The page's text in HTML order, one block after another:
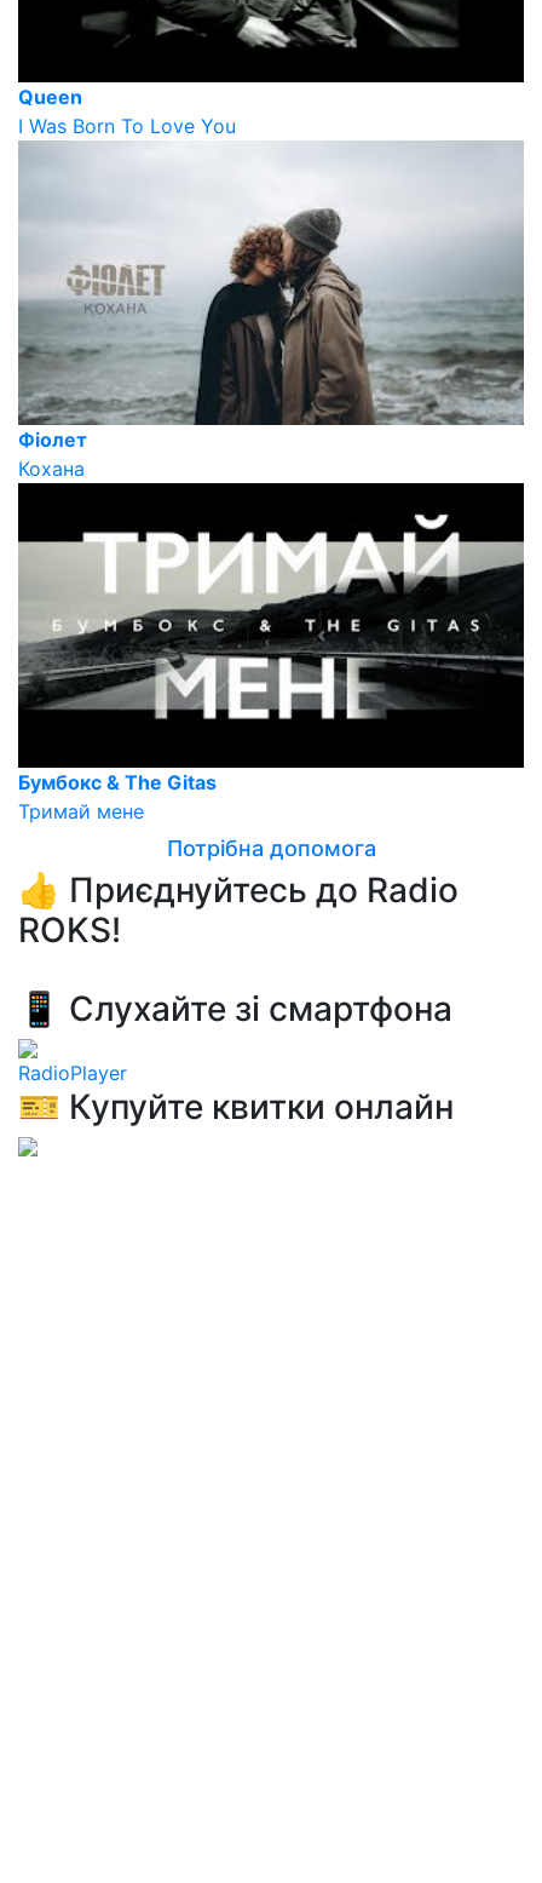
Queen
I Was Born To Love You
Фіолет
Кохана
Бумбокс & The Gitas
Тримай мене
Потрібна допомога
👍 Приєднуйтесь до Radio
ROKS!
📱 Слухайте зі смартфона
RadioPlayer
🎫 Купуйте квитки онлайн